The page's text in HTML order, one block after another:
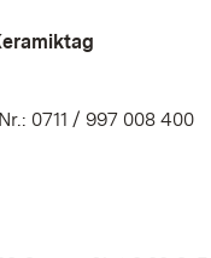
0711 / 997 008 400